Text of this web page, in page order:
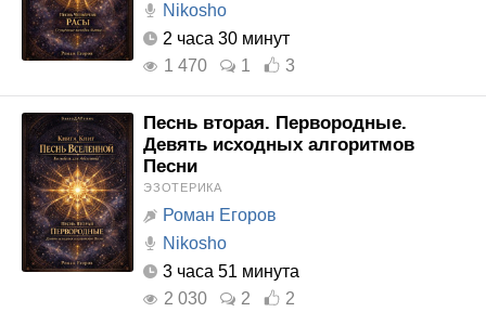
Nikosho
2 часа 30 минут
1 470
1 3
Песнь вторая. Первородные.
Девять исходных алгоритмов
Песни
ЭЗОТЕРИКА
Роман Егоров
Nikosho
3 часа 51 минута
2 030
2 2